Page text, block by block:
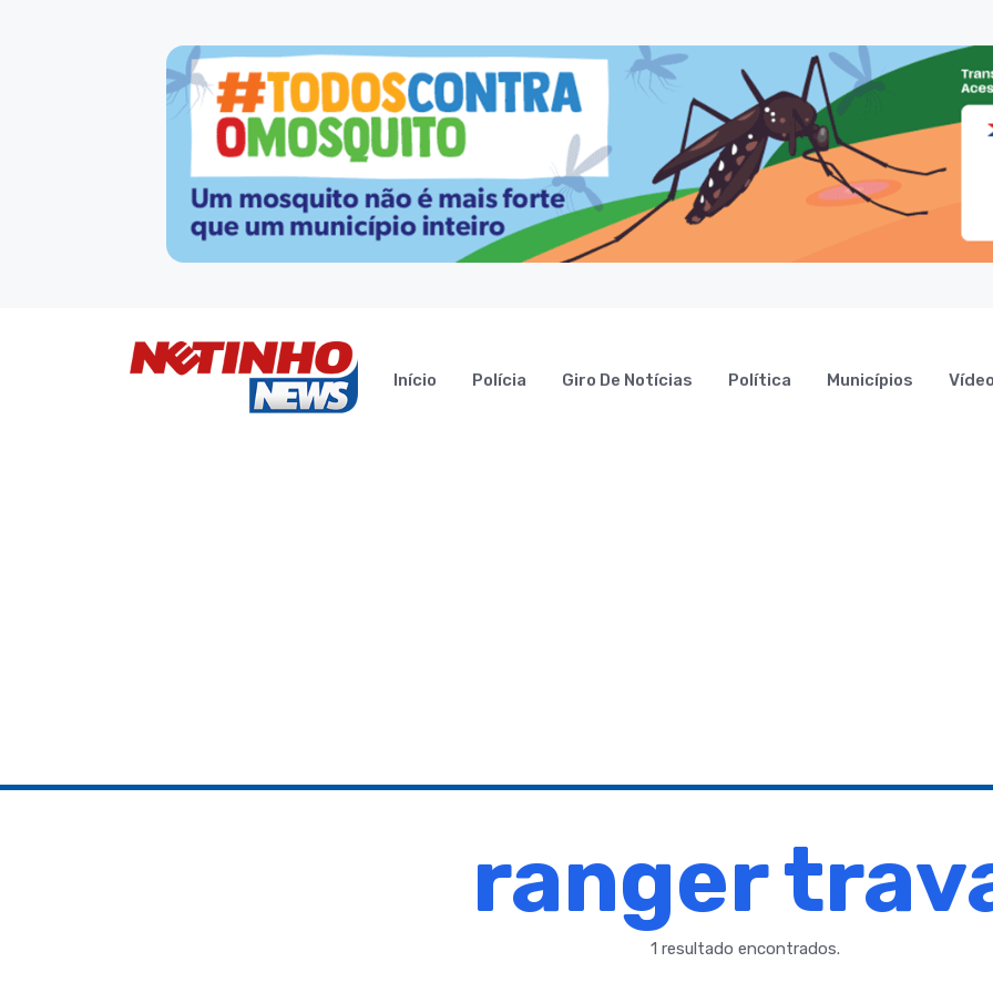
Início Polícia Giro De Notícias Política Municípios
ranger
1 resultado encontrados.